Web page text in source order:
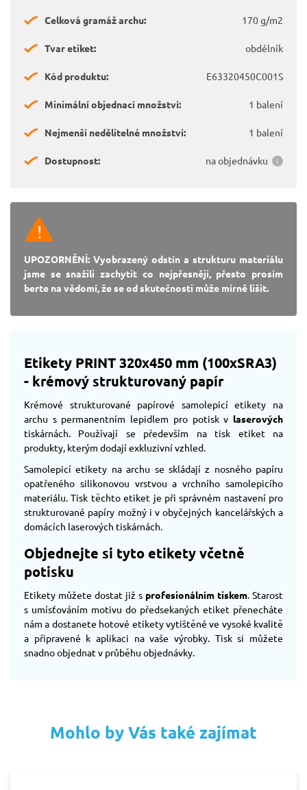
Celková gramáž archu: 170 g/m2
Tvar etiket: obdélník
Kód produktu: E63320450C001S
Minimální objednací množství: 1 balení
Nejmenší nedělitelné množství: 1 balení
Dostupnost: na objednávku
UPOZORNĚNÍ: Vyobrazený odstín a strukturu materiálu
jsme se snažili zachytit co nejpřesněji, přesto prosím
berte na vědomí, že se od skutečnosti může mírně lišit.
Etikety PRINT 320x450 mm (100xSRA3)
- krémový strukturovaný papír
Krémové strukturované papírové samolepicí etikety na
archu s permanentním lepidlem pro potisk v laserových
tiskárnách. Používají se především na tisk etiket na
produkty, kterým dodají exkluzivní vzhled.
Samolepicí etikety na archu se skládají z nosného papíru
opatřeného silikonovou vrstvou a vrchního samolepicího
materiálu. Tisk těchto etiket je při správném nastavení pro
strukturované papíry možný i v obyčejných kancelářských a
domácích laserových tiskárnách.
Objednejte si tyto etikety včetně
potisku
Etikety můžete dostat již s profesionálním tiskem. Starost
s umísťováním motivu do předsekaných etiket přenecháte
nám a dostanete hotové etikety vytištěné ve vysoké kvalitě
a připravené k aplikaci na vaše výrobky. Tisk si můžete
snadno objednat v průběhu objednávky.
Mohlo by Vás také zajímat